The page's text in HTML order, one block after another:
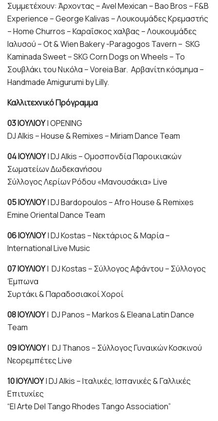
Συμμετέχουν: Άρχοντας – Avel Mexican – Bao Bros – F&B
Experience – George Kalivas – Λουκουμάδες Κρεμαστής
– Home Churros – Καραΐσκος χαλβας – Λουκουμάδες
Ιαλυσού – Ot & Wien Bakery -Paragogos Tavern – SKG
Kaminada Sweet – SKG Corn Dogs on Wheels – Το
Σουβλάκι του Νικόλα – Voreia Bar. Αρβανίτη κόσμημα –
Handmade Amigurumi by Lilly.
Καλλιτεχνικό Πρόγραμμα
03 ΙΟΥΛΙΟΥ| OPENING
DJ Alkis – House & Remixes – Miriam Dance Team
04 ΙΟΥΛΙΟΥ| DJ Alkis – Ομοσπονδία Παροικιακών
Σωματείων Δωδεκανήσου
Σύλλογος Λερίων Ρόδου «Μανουσάκια» Live
05 ΙΟΥΛΙΟΥ| DJ Bardopoulos – Afro House & Remixes
Emine Oriental Dance Team
06 ΙΟΥΛΙΟΥ| DJ Kostas – Νεκτάριος & Μαρία –
International Live Music
07 ΙΟΥΛΙΟΥ| DJ Kostas – Σύλλογος Αφάντου – Σύλλογος
Έμπωνα
Συρτάκι & Παραδοσιακοί Χοροί
08 ΙΟΥΛΙΟΥ| DJ Panos – Markos & Eleana Latin Dance
Team
09 ΙΟΥΛΙΟΥ| DJ Thanos – Σύλλογος Γυναικών Κοσκινού
Νεορεμπέτες Live
10 ΙΟΥΛΙΟΥ| DJ Alkis – Ιταλικές, Ισπανικές & Γαλλικές
Επιτυχίες
“El Arte Del Tango Rhodes Tango Association”